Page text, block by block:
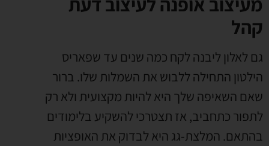
קהל
גם לאלון ליבנה לקח כמה שנים עד שפאריס
הילטון התחילה ללבוש את השמלות שלו. ברור
שאם השאיפה שלך היא להיות מקצועית ולא רק
לתפור כתחביב, אז תצטרכי להשקיע בלימודים
בהתאם. המלצת-גג היא לבדוק את האופציות